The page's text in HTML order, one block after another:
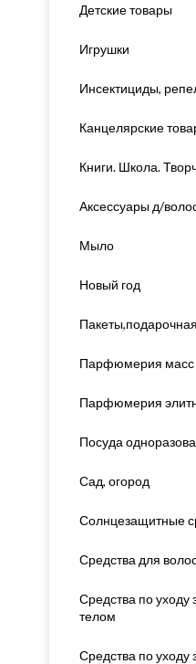
Детские товары
Игрушки
Инсектициды,
Канцелярские
Книги. Школа.
Аксессуары д/
Мыло
Новый год
Парфюмерия масс
Парфюмерия
Посуда
Сад, огород
Солнцезащитные
Средства для
Средства по уходу
телом
Средства по уходу